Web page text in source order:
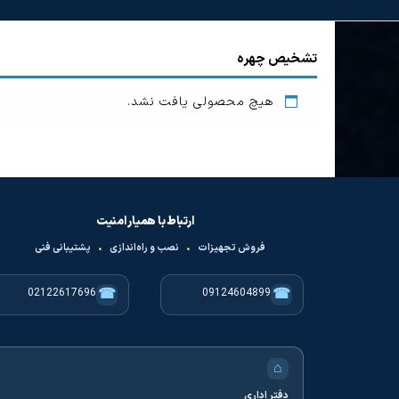
تشخیص چهره
هیچ محصولی یافت نشد.
ارتباط با همیار امنیت
فروش تجهیزات • نصب و راه‌اندازی • پشتیبانی فنی
☎
09124604899
☎
02122617696
⌂